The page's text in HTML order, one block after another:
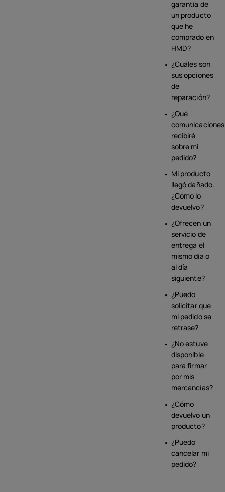
garantía de
un producto
que he
comprado en
HMD?
¿Cuáles son
sus opciones
de
reparación?
¿Qué
comunicaciones
recibiré
sobre mi
pedido?
Mi producto
llegó dañado.
¿Cómo lo
devuelvo?
¿Ofrecen un
servicio de
entrega el
mismo día o
al día
siguiente?
¿Puedo
solicitar que
mi pedido se
retrase?
¿No estuve
disponible
para firmar
por mis
mercancías?
¿Cómo
devuelvo un
producto?
¿Puedo
cancelar mi
pedido?